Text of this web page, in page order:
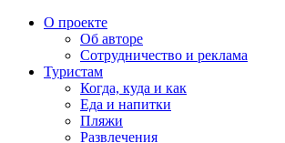
О проекте
Об авторе
Сотрудничество и реклама
Туристам
Когда, куда и как
Еда и напитки
Пляжи
Развлечения